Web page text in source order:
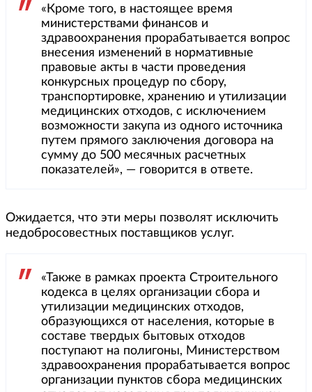
«Кроме того, в настоящее время
министерствами финансов и
здравоохранения прорабатывается вопрос
внесения изменений в нормативные
правовые акты в части проведения
конкурсных процедур по сбору,
транспортировке, хранению и утилизации
медицинских отходов, с исключением
возможности закупа из одного источника
путем прямого заключения договора на
сумму до 500 месячных расчетных
показателей», — говорится в ответе.
Ожидается, что эти меры позволят исключить
недобросовестных поставщиков услуг.
«Также в рамках проекта Строительного
кодекса в целях организации сбора и
утилизации медицинских отходов,
образующихся от населения, которые в
составе твердых бытовых отходов
поступают на полигоны, Министерством
здравоохранения прорабатывается вопрос
организации пунктов сбора медицинских